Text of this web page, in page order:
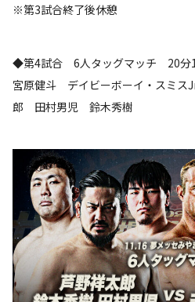
※第3試合終了後休憩
◆第4試合 6人タッグマッチ 20分
宮原健斗 デイビーボーイ・スミ
郎 田村男児 鈴木秀樹